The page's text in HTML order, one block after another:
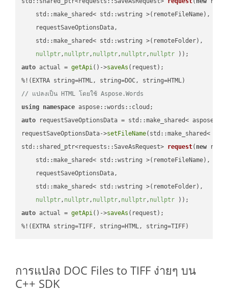
    std::make_shared< std::wstring >(remoteFileName),
    requestSaveOptionsData,
    std::make_shared< std::wstring >(remoteFolder),
nullptr, nullptr, nullptr, nullptr, nullptr ))
auto actual = getApi()->saveAs (request);
// แปลงเป็น HTML โดยใช้ Aspose.Words
using namespace
auto requestSaveOptionsData = std::make_shared<
requestSaveOptionsData->setFileName(std::make_shared<
std::shared_ptr<requests::SaveAsRequest> request( new
    std::make_shared< std::wstring >(remoteFileName),
    requestSaveOptionsData,
    std::make_shared< std::wstring >(remoteFolder),
nullptr, nullptr, nullptr, nullptr, nullptr ))
auto actual = getApi()->saveAs (request);
%!(EXTRA string=TIFF, string=HTML, string=TIFF)
การแปลง DOC Files to TIFF ง่ายๆ บน
C++ SDK